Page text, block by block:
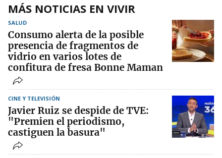
MÁS NOTICIAS EN VIVIR
SALUD
Consumo alerta de la posible
presencia de fragmentos de
vidrio en varios lotes de
confitura de fresa Bonne Maman
CINE Y TELEVISIÓN
Javier Ruiz se despide de TVE:
"Premien el periodismo,
castiguen la basura"